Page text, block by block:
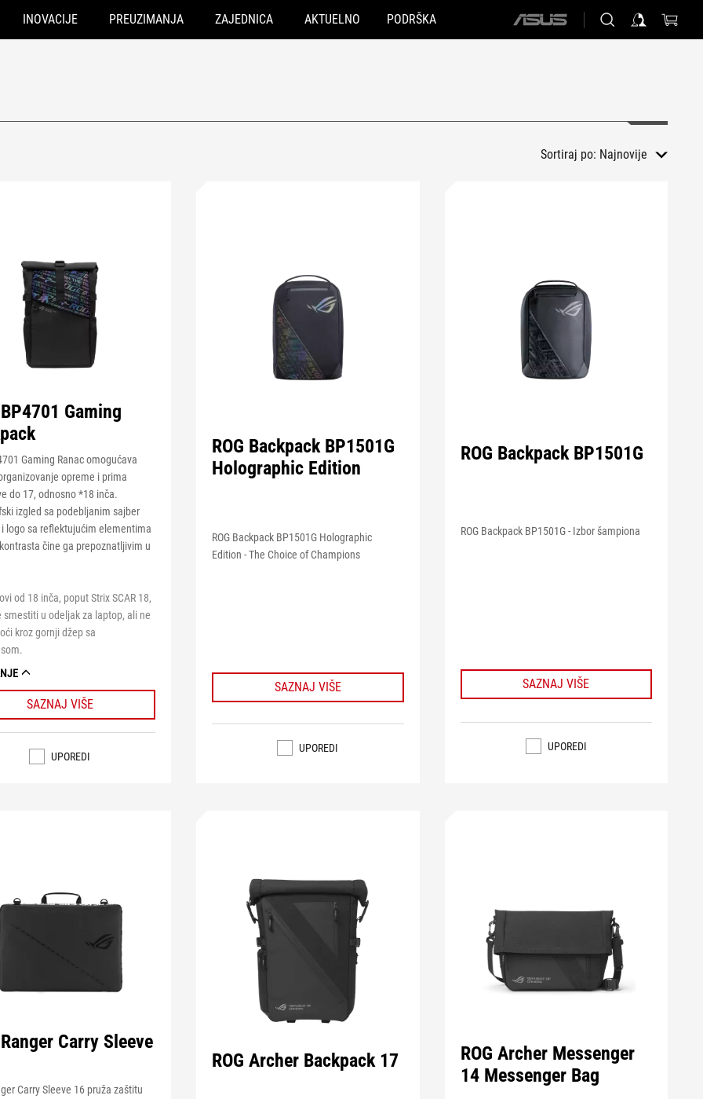
INOVACIJE PREUZIMANJA ZAJEDNICA AKTUELNO PODRŠKA
ASUS
Sortiraj po: Najnovije
Gaming
Gaming Ranac omogućava
opreme i prima
do 17, odnosno *18 inča.
izgled sa podebljanim sajber
logo sa reflektujućim elementima
čine ga prepoznatljivim u
od 18 inča, poput Strix SCAR 18,
smestiti u odeljak za laptop, ali ne
kroz gornji džep sa
SAZNAJ VIŠE
UPOREDI
ROG Backpack BP1501G
Holographic Edition
ROG Backpack BP1501G Holographic
Edition - The Choice of Champions
SAZNAJ VIŠE
UPOREDI
ROG Backpack BP1501G
ROG Backpack BP1501G - Izbor šampiona
SAZNAJ VIŠE
UPOREDI
Carry Sleeve
Carry Sleeve 16 pruža zaštitu
ROG Archer Backpack 17
ROG Archer Messenger
14 Messenger Bag